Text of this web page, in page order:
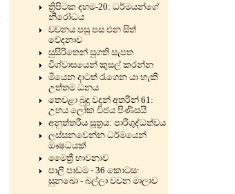
ත්‍රිපිටක දහම-20: ධර්මයන්ගේ
නිරෝධය
වචනය පසු පස එන සිත්
වේදනාව
සුසිරිතෙන් සුගති සැපත
විශ්වාසයෙන් කුසල් කරන්න
මියෙන දාටත් රැගෙන යා හැකි
උත්තම ධනය
තෙවළා බුදු වදන් අතරින් 61:
උභය ලෝක විජය පිණිසයි
අනුත්තරීය සූත්‍රය: පාරිශුද්ධත්වය
ලස්සනවෙන්න ධර්මයෙන්
ඖෂධයක්
මෛත්‍රී භාවනාව
පාලි පාඩම - 36 කොටස:
සුනඛො - බල්ලා වචන මාලාව